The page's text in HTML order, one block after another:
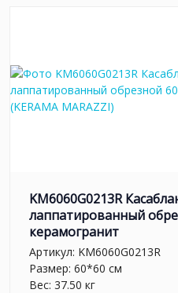
KM6060G0213R
лаппатированный
керамогранит
Артикул: KM6060G0213R
Размер: 60*60 см
Вес: 37.50 кг